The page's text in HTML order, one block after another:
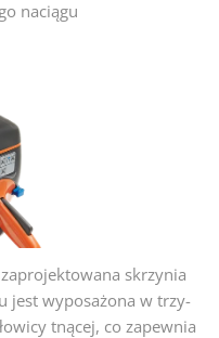
naciągu
skrzynia
jest wyposażona w trzy-
tnącej, co zapewnia